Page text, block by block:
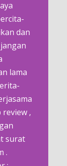
dan
lama
,
surat
.